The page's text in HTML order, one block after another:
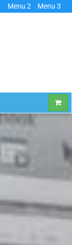
Menu 2 Menu 3